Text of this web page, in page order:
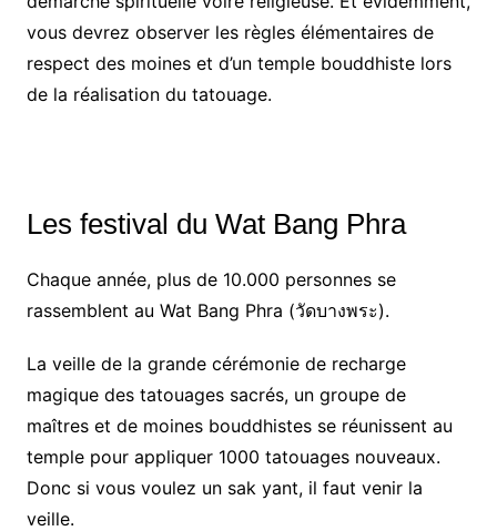
vous devrez observer les règles élémentaires de
respect des moines et d’un temple bouddhiste lors
de la réalisation du tatouage.
Les festival du Wat Bang Phra
Chaque année, plus de 10.000 personnes se
rassemblent au Wat Bang Phra (วัดบางพระ).
La veille de la grande cérémonie de recharge
magique des tatouages sacrés, un groupe de
maîtres et de moines bouddhistes se réunissent au
temple pour appliquer 1000 tatouages nouveaux.
Donc si vous voulez un sak yant, il faut venir la
veille.